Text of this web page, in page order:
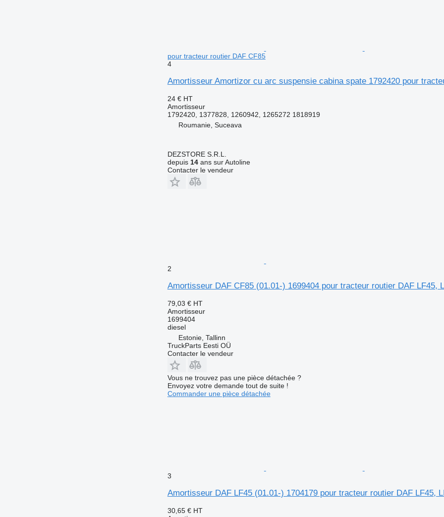
pour tracteur routier DAF CF85
4
Amortisseur Amortizor cu arc suspensie cabina spate 1792420 pour
24 € HT
Amortisseur
1792420, 1377828, 1260942, 1265272 1818919
Roumanie, Suceava
DEZSTORE S.R.L.
depuis 14ans sur Autoline
Contacter le vendeur
2
Amortisseur DAF CF85 (01.01-) 1699404 pour tracteur routier DAF LF45,
79,03 € HT
Amortisseur
1699404
diesel
Estonie, Tallinn
TruckParts Eesti OÜ
Contacter le vendeur
Vous ne trouvez pas une pièce détachée ?
Envoyez votre demande tout de suite !
Commander une pièce détachée
3
Amortisseur DAF LF45 (01.01-) 1704179 pour tracteur routier DAF LF45,
30,65 € HT